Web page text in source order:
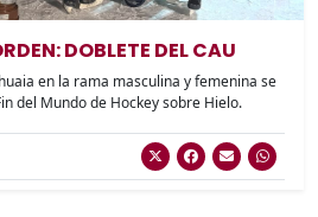
DOBLETE DEL CAU
en la rama masculina y femenina se
del Mundo de Hockey sobre Hielo.